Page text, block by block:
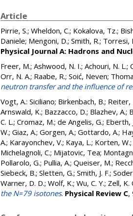
Article
Pirrie, S.; Wheldon, C.; Kokalova, Tz.;
Daniele; Mengoni, D.; Smith, R.; Torresi,
Physical Journal A: Hadrons and
Freer, M.; Ashwood, N. I.; Achouri, N. L.;
Orr, N. A.; Raabe, R.; Soić, Neven;
neutron transfer and the influence of
Vogt, A.: Siciliano; Birkenbach, B.; Reiter,
Arnswald, K.; Bazzacco, D.; Blazhev, A.;
C. L.; Cromaz, M.; de Angelis, G.; Eberth,
W.; Giaz, A.; Gorgen, A.; Gottardo, A.;
A.; Karayonchev, V.; Kaya, L.; Korten, W.;
Michelagnoli, C.; Mijatovic, Tea;
Pollarolo, G.; Pullia, A.; Queiser, M.;
Siebeck, B.; Sletten, G.; Smith, J. F.;
Warner, D. D.; Wolf, K.; Wu, C. Y.; Zell, K.
the N=79 isotones. Physical Review C,